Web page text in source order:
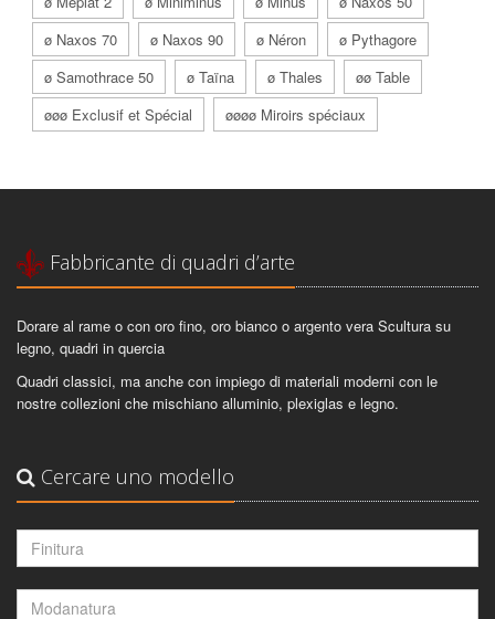
ø Naxos 70
ø Naxos 90 ø Néron
ø Pythagore
ø Samothrace 50
ø Taïna ø Thales
øø Table
øøø Exclusif et Spécial
øøøø Miroirs spéciaux
Fabbricante di quadri d’arte
Dorare al rame o con oro fino, oro bianco o argento vera Scultura su
legno, quadri in quercia
Quadri classici, ma anche con impiego di materiali moderni con le
nostre collezioni che mischiano alluminio, plexiglas e legno.
Cercare uno modello